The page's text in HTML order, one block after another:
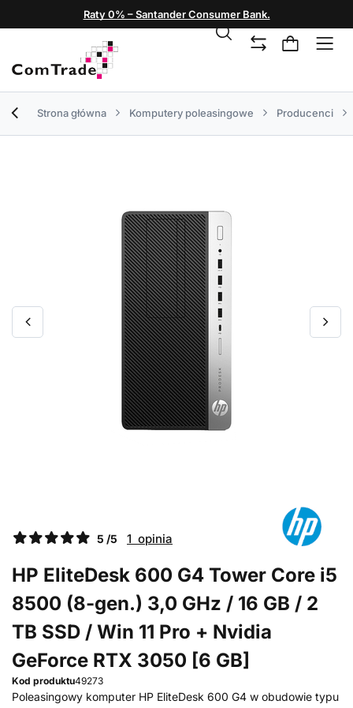
Raty 0% – Santander Consumer Bank.
Strona główna Komputery poleasingowe Producenci
5 /5 1 opinia
HP EliteDesk 600 G4 Tower Core i5
8500 (8-gen.) 3,0 GHz / 16 GB / 2
TB SSD / Win 11 Pro + Nvidia
GeForce RTX 3050 [6 GB]
Kod produktu49273
Poleasingowy komputer HP EliteDesk 600 G4 w obudowie typu